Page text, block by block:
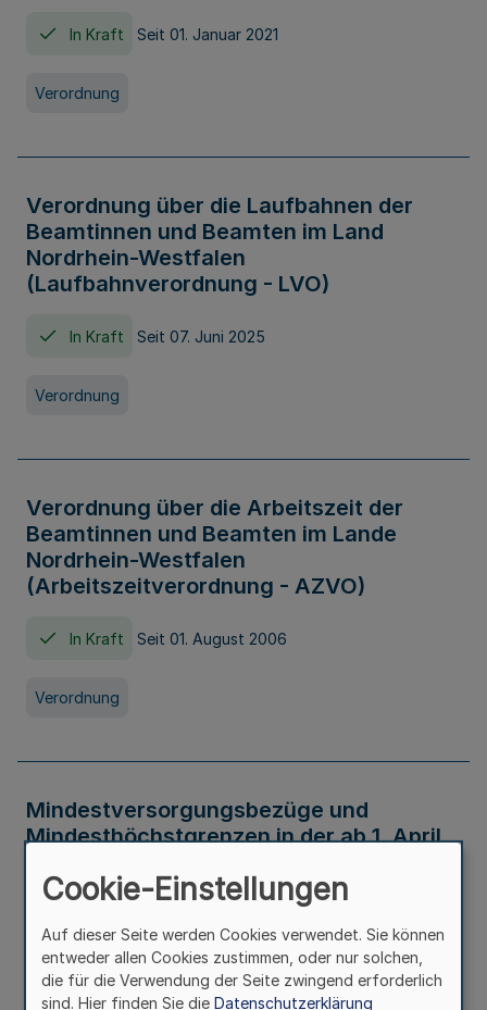
In Kraft Seit 01. Januar 2021
Verordnung
Verordnung über die Laufbahnen der
Beamtinnen und Beamten im Land
Nordrhein-Westfalen
(Laufbahnverordnung - LVO)
In Kraft Seit 07. Juni 2025
Verordnung
Verordnung über die Arbeitszeit der
Beamtinnen und Beamten im Lande
Nordrhein-Westfalen
(Arbeitszeitverordnung - AZVO)
In Kraft Seit 01. August 2006
Verordnung
Mindestversorgungsbezüge und
Mindesthöchstgrenzen in der ab 1. April
Verwaltungsvorschrift
Cookie-Einstellungen
Auf dieser Seite werden Cookies verwendet. Sie können
entweder allen Cookies zustimmen, oder nur solchen,
die für die Verwendung der Seite zwingend erforderlich
sind. Hier finden Sie die Datenschutzerklärung